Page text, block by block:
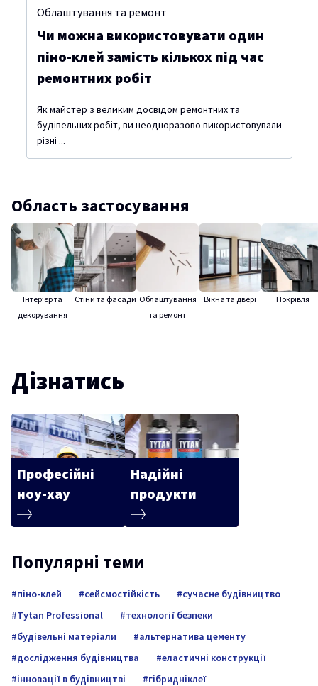
Облаштування та ремонт
Чи можна використовувати один
піно-клей замість кількох під час
ремонтних робіт
Як майстер з великим досвідом ремонтних та
будівельних робіт, ви неодноразово використовували
різні ...
Область застосування
Інтер’єр та
декорування
Стіни та фасади Облаштування
та ремонт
Вікна та двері Покрівля
Дізнатись
Професійні
ноу-хау
Надійні
продукти
Популярні теми
піно-клей сейсмостійкість
сучасне будівництво
Tytan Professional
технології безпеки
будівельні матеріали
альтернатива цементу
дослідження будівництва
еластичні конструкції
інновації в будівництві
гібридніклеї